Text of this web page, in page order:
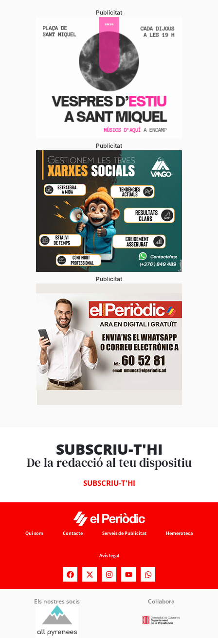
Publicitat
Publicitat
Publicitat
SUBSCRIU-T'HI
De la redacció al teu dispositiu
SUBSCRIU-T'HI
Qui som Contacte Serveis de Publicitat Hemeroteca
Avís legal
Els nostres socis Col·labora